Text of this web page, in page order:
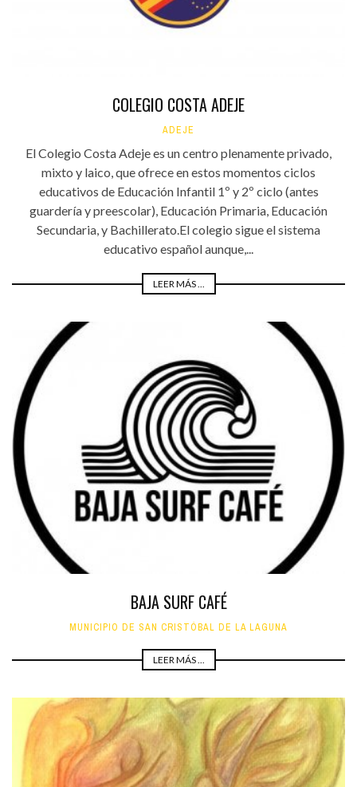
COLEGIO COSTA ADEJE
ADEJE
El Colegio Costa Adeje es un centro plenamente privado,
mixto y laico, que ofrece en estos momentos ciclos
educativos de Educación Infantil 1º y 2º ciclo (antes
guardería y preescolar), Educación Primaria, Educación
Secundaria, y Bachillerato.El colegio sigue el sistema
educativo español aunque,...
LEER MÁS ...
BAJA SURF CAFÉ
MUNICIPIO DE SAN CRISTÓBAL DE LA LAGUNA
LEER MÁS ...